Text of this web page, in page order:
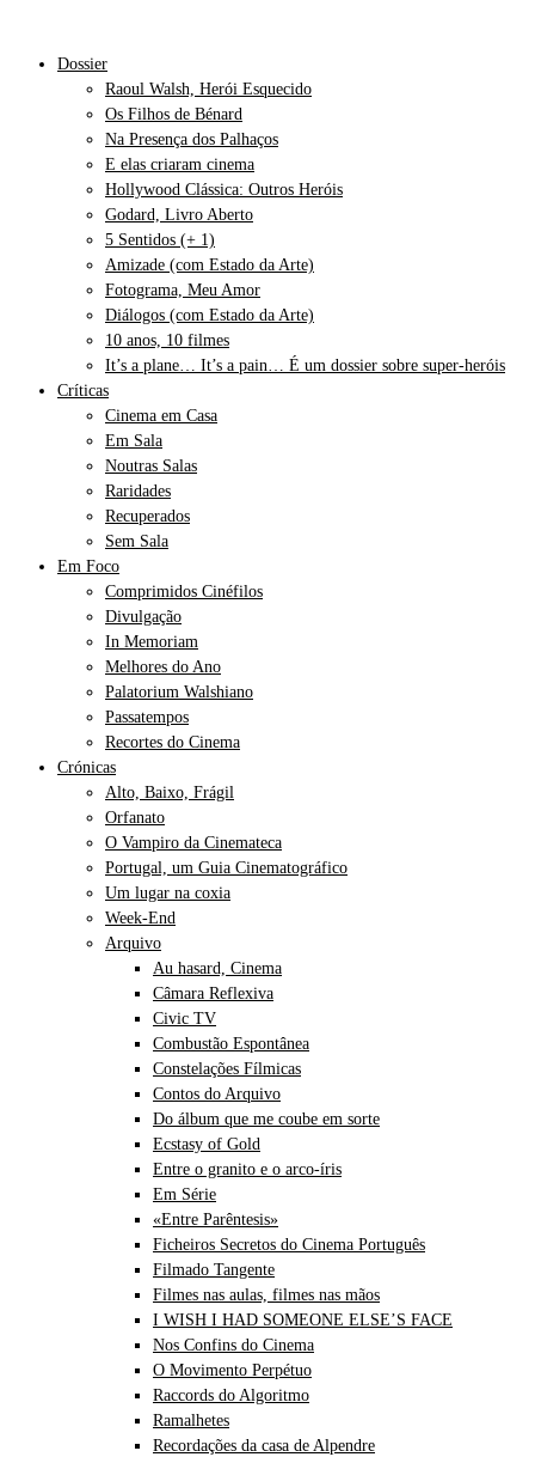
Dossier
Raoul Walsh, Herói Esquecido
Os Filhos de Bénard
Na Presença dos Palhaços
E elas criaram cinema
Hollywood Clássica: Outros Heróis
Godard, Livro Aberto
5 Sentidos (+ 1)
Amizade (com Estado da Arte)
Fotograma, Meu Amor
Diálogos (com Estado da Arte)
10 anos, 10 filmes
It’s a plane… It’s a pain… É um dossier sobre super-heróis
Críticas
Cinema em Casa
Em Sala
Noutras Salas
Raridades
Recuperados
Sem Sala
Em Foco
Comprimidos Cinéfilos
Divulgação
In Memoriam
Melhores do Ano
Palatorium Walshiano
Passatempos
Recortes do Cinema
Crónicas
Alto, Baixo, Frágil
Orfanato
O Vampiro da Cinemateca
Portugal, um Guia Cinematográfico
Um lugar na coxia
Week-End
Arquivo
Au hasard, Cinema
Câmara Reflexiva
Civic TV
Combustão Espontânea
Constelações Fílmicas
Contos do Arquivo
Do álbum que me coube em sorte
Ecstasy of Gold
Entre o granito e o arco-íris
Em Série
«Entre Parêntesis»
Ficheiros Secretos do Cinema Português
Filmado Tangente
Filmes nas aulas, filmes nas mãos
I WISH I HAD SOMEONE ELSE’S FACE
Nos Confins do Cinema
O Movimento Perpétuo
Raccords do Algoritmo
Ramalhetes
Recordações da casa de Alpendre